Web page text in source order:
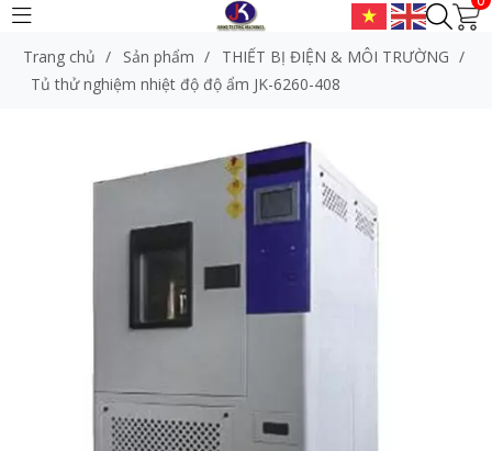
Trang chủ / Sản phẩm / THIẾT BỊ ĐIỆN & MÔI TRƯỜNG /
Tủ thử nghiệm nhiệt độ độ ẩm JK-6260-408